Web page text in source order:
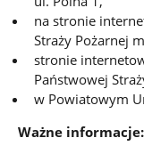
na stronie
Straży Pożarnej
stronie
Państwowej
w Powiatowym
Ważne informacje: